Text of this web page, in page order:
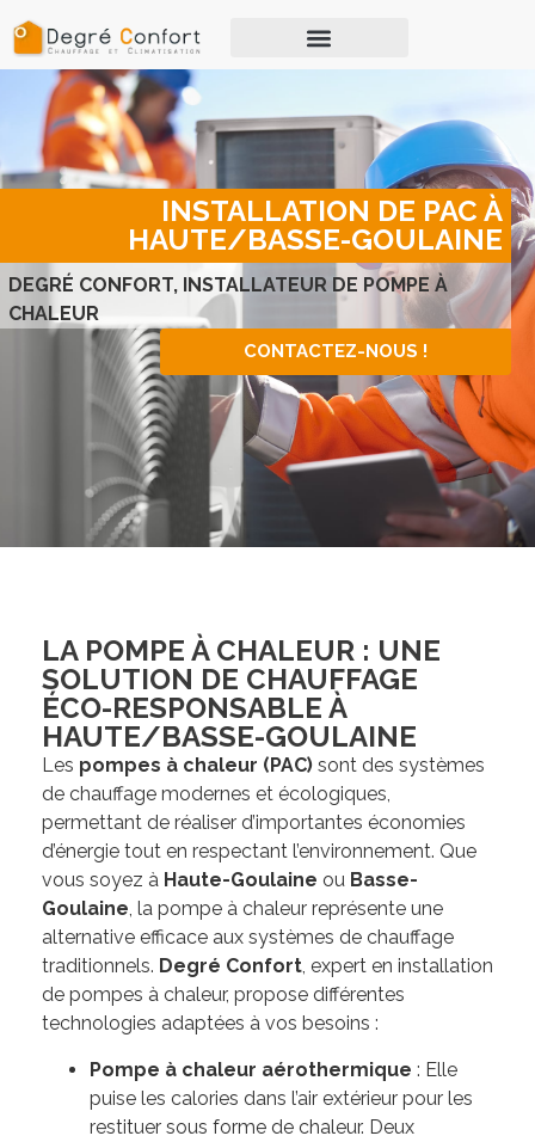
INSTALLATION DE PAC À
HAUTE/BASSE-GOULAINE
DEGRÉ CONFORT, INSTALLATEUR DE POMPE À
CHALEUR
CONTACTEZ-NOUS !
LA POMPE À CHALEUR : UNE
SOLUTION DE CHAUFFAGE
ÉCO-RESPONSABLE À
HAUTE/BASSE-GOULAINE
Les pompes à chaleur (PAC) sont des systèmes
de chauffage modernes et écologiques,
permettant de réaliser d’importantes économies
d’énergie tout en respectant l’environnement. Que
vous soyez à Haute-Goulaine ou Basse-
Goulaine, la pompe à chaleur représente une
alternative efficace aux systèmes de chauffage
traditionnels. Degré Confort, expert en installation
de pompes à chaleur, propose différentes
technologies adaptées à vos besoins :
Pompe à chaleur aérothermique : Elle
puise les calories dans l’air extérieur pour les
restituer sous forme de chaleur. Deux